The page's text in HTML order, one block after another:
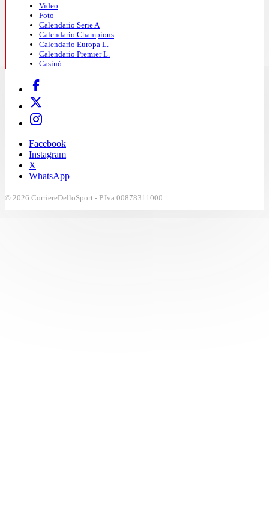
Video
Foto
Calendario Serie A
Calendario Champions
Calendario Europa L.
Calendario Premier L.
Casinò
Facebook
Instagram
X
WhatsApp
© 2026 CorriereDelloSport - P.Iva 00878311000